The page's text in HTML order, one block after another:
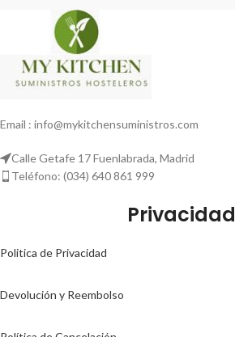
Email : info@mykitchensuministros.com
Calle Getafe 17 Fuenlabrada, Madrid
Teléfono: (034) 640 861 999
Privacidad
Politica de Privacidad
Devolución y Reembolso